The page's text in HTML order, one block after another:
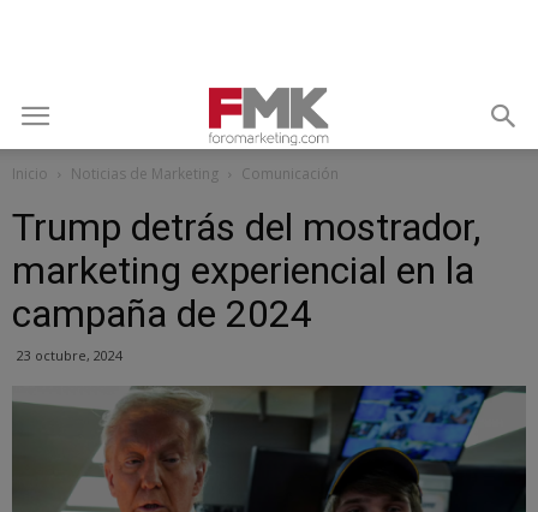
Inicio Noticias de Marketing Comunicación
Trump detrás del mostrador,
marketing experiencial en la
campaña de 2024
23 octubre, 2024